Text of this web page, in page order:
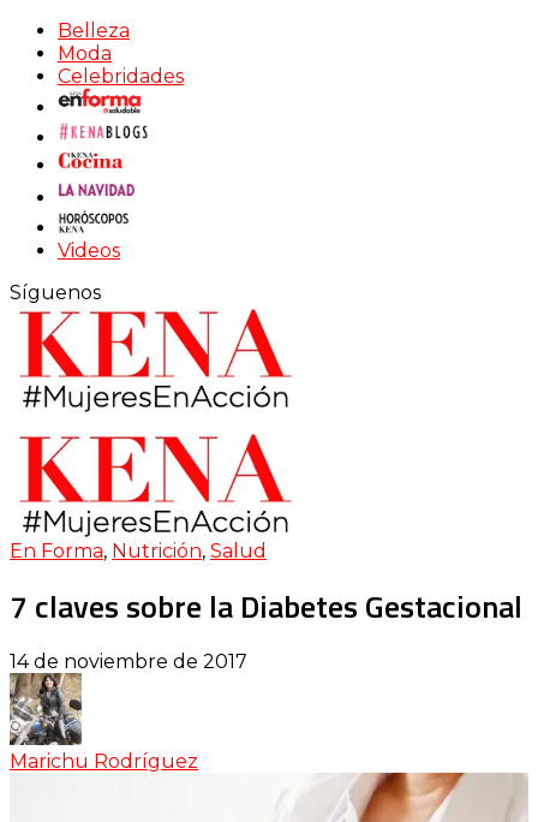
Belleza
Moda
Celebridades
Videos
Síguenos
En Forma, Nutrición, Salud
7 claves sobre la Diabetes Gestacional
14 de noviembre de 2017
Marichu Rodríguez